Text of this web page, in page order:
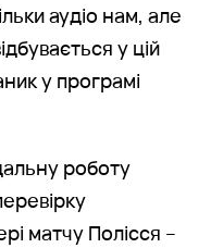
аудіо нам, але
у цій
у програмі
роботу
матчу Полісся –